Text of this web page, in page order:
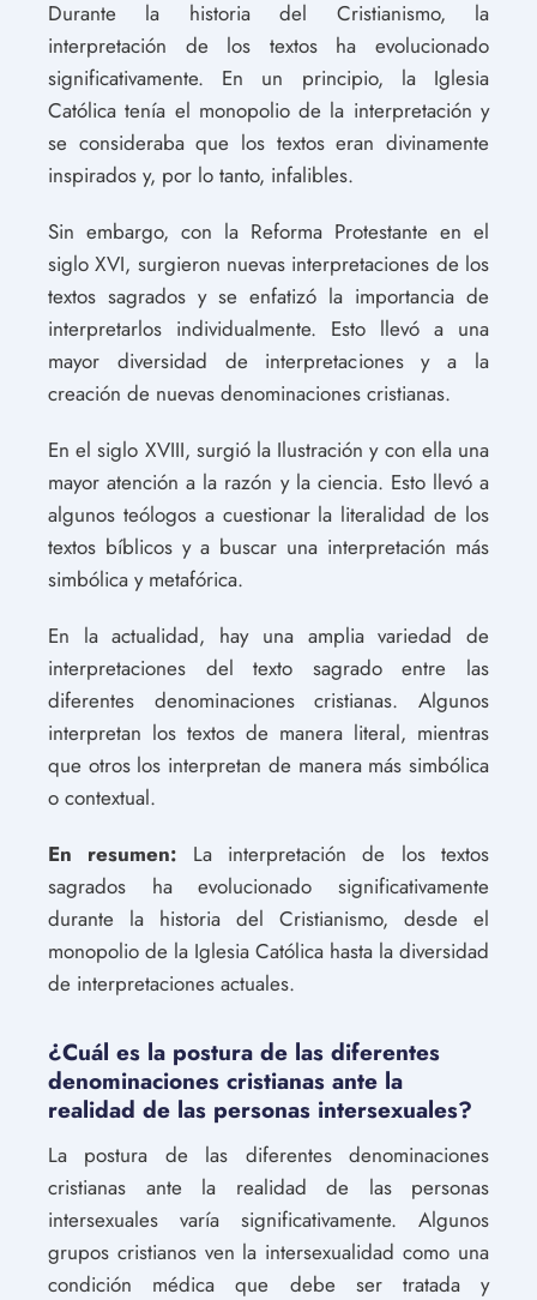
Durante la historia del Cristianismo, la
interpretación de los textos ha evolucionado
significativamente. En un principio, la Iglesia
Católica tenía el monopolio de la interpretación y
se consideraba que los textos eran divinamente
inspirados y, por lo tanto, infalibles.
Sin embargo, con la Reforma Protestante en el
siglo XVI, surgieron nuevas interpretaciones de los
textos sagrados y se enfatizó la importancia de
interpretarlos individualmente. Esto llevó a una
mayor diversidad de interpretaciones y a la
creación de nuevas denominaciones cristianas.
En el siglo XVIII, surgió la Ilustración y con ella una
mayor atención a la razón y la ciencia. Esto llevó a
algunos teólogos a cuestionar la literalidad de los
textos bíblicos y a buscar una interpretación más
simbólica y metafórica.
En la actualidad, hay una amplia variedad de
interpretaciones del texto sagrado entre las
diferentes denominaciones cristianas. Algunos
interpretan los textos de manera literal, mientras
que otros los interpretan de manera más simbólica
o contextual.
En resumen: La interpretación de los textos
sagrados ha evolucionado significativamente
durante la historia del Cristianismo, desde el
monopolio de la Iglesia Católica hasta la diversidad
de interpretaciones actuales.
¿Cuál es la postura de las diferentes
denominaciones cristianas ante la
realidad de las personas intersexuales?
La postura de las diferentes denominaciones
cristianas ante la realidad de las personas
intersexuales varía significativamente. Algunos
grupos cristianos ven la intersexualidad como una
condición médica que debe ser tratada y